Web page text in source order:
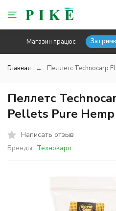
Магазин працює
Главная Пеллетс Technocarp
Пеллетс
Pellets Pure
Написать отзыв
Бренды: Технокарп